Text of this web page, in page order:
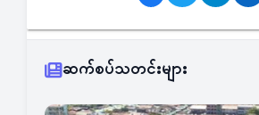
ဆက်စပ်သတင်းများ